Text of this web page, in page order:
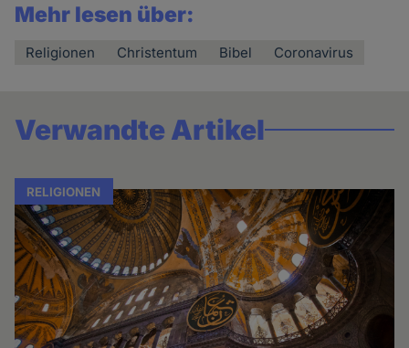
Mehr lesen über:
Religionen Christentum Bibel Coronavirus
Verwandte Artikel
RELIGIONEN